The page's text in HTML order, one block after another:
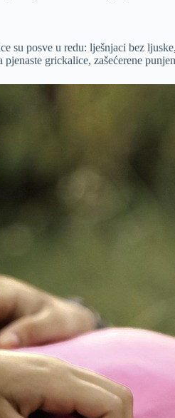
su posve u redu: lješnjaci bez
grickalice, zašećerene